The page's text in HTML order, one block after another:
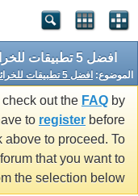
افضل 5 تطبيقات للخرائط والملاحة على الايفون والايباد
الموضوع: افضل 5 تطبيقات للخرائط والملاحة على الايفون والايباد
check out the FAQ by
to register before
to proceed. To
that you want to
the selection below.